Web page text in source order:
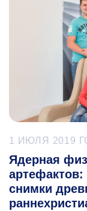
1 ИЮЛЯ 2019
Ядерная
снимки